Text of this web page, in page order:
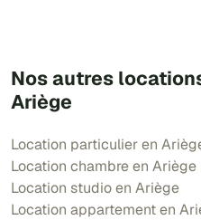
Nos autres
Ariège
Location particulier en
Location chambre en Ariège
Location studio en Ariège
Location appartement en